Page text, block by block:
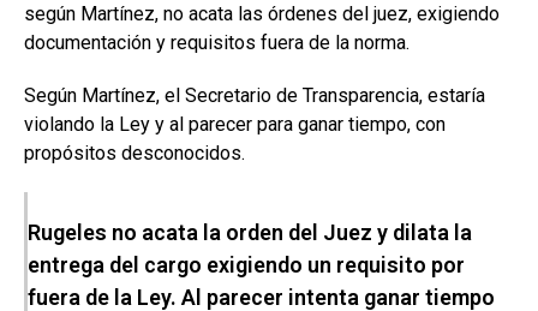
según Martínez, no acata las órdenes del juez, exigiendo
documentación y requisitos fuera de la norma.
Según Martínez, el Secretario de Transparencia, estaría
violando la Ley y al parecer para ganar tiempo, con
propósitos desconocidos.
Rugeles no acata la orden del Juez y dilata la
entrega del cargo exigiendo un requisito por
fuera de la Ley. Al parecer intenta ganar tiempo